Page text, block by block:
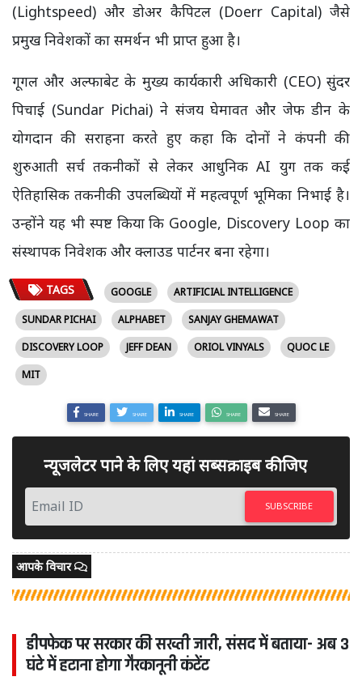
(Lightspeed) और डोअर कैपिटल (Doerr Capital) जैसे
प्रमुख निवेशकों का समर्थन भी प्राप्त हुआ है।
गूगल और अल्फाबेट के मुख्य कार्यकारी अधिकारी (CEO) सुंदर
पिचाई (Sundar Pichai) ने संजय घेमावत और जेफ डीन के
योगदान की सराहना करते हुए कहा कि दोनों ने कंपनी की
शुरुआती सर्च तकनीकों से लेकर आधुनिक AI युग तक कई
ऐतिहासिक तकनीकी उपलब्धियों में महत्वपूर्ण भूमिका निभाई है।
उन्होंने यह भी स्पष्ट किया कि Google, Discovery Loop का
संस्थापक निवेशक और क्लाउड पार्टनर बना रहेगा।
TAGS GOOGLE
ARTIFICIAL INTELLIGENCE
SUNDAR PICHAI
ALPHABET
SANJAY GHEMAWAT
DISCOVERY LOOP
JEFF DEAN ORIOL VINYALS
QUOC LE
MIT
SHARE SHARE SHARE SHARE SHARE
न्यूजलेटर पाने के लिए यहां सब्सक्राइब कीजिए
SUBSCRIBE
आपके विचार
डीपफेक पर सरकार की सख्ती जारी, संसद में बताया- अब 3
घंटे में हटाना होगा गैरकानूनी कंटेंट